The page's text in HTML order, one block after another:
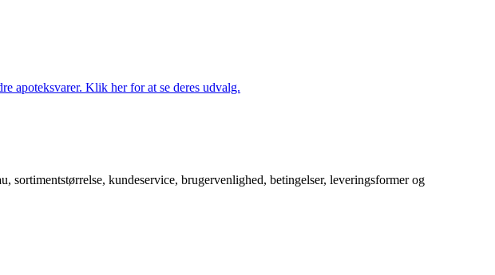
apoteksvarer. Klik her for at se deres udvalg.
sortimentstørrelse, kundeservice, brugervenlighed, betingelser, leveringsformer og